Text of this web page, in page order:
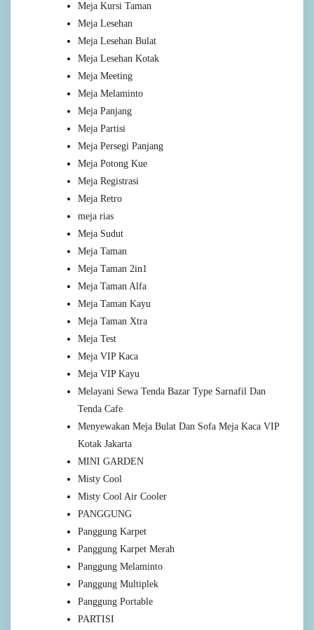
Meja Kursi Taman
Meja Lesehan
Meja Lesehan Bulat
Meja Lesehan Kotak
Meja Meeting
Meja Melaminto
Meja Panjang
Meja Partisi
Meja Persegi Panjang
Meja Potong Kue
Meja Registrasi
Meja Retro
meja rias
Meja Sudut
Meja Taman
Meja Taman 2in1
Meja Taman Alfa
Meja Taman Kayu
Meja Taman Xtra
Meja Test
Meja VIP Kaca
Meja VIP Kayu
Melayani Sewa Tenda Bazar Type Sarnafil Dan
Tenda Cafe
Menyewakan Meja Bulat Dan Sofa Meja Kaca VIP
Kotak Jakarta
MINI GARDEN
Misty Cool
Misty Cool Air Cooler
PANGGUNG
Panggung Karpet
Panggung Karpet Merah
Panggung Melaminto
Panggung Multiplek
Panggung Portable
PARTISI